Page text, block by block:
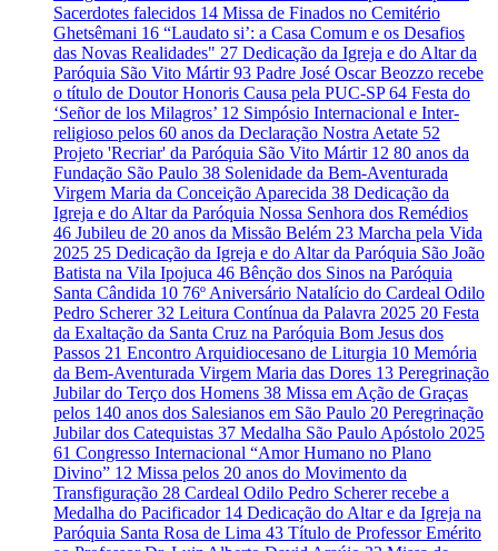
Sacerdotes falecidos 14 Missa de Finados no Cemitério
Ghetsêmani 16 “Laudato si’: a Casa Comum e os Desafios
das Novas Realidades" 27 Dedicação da Igreja e do Altar da
Paróquia São Vito Mártir93 Padre José Oscar Beozzo recebe
o título de Doutor Honoris Causa pela PUC-SP64 Festa do
‘Señor de los Milagros’ 12 Simpósio Internacional e Inter-
religioso pelos 60 anos da Declaração Nostra Aetate 52
Projeto 'Recriar' da Paróquia São Vito Mártir 12 80 anos da
Fundação São Paulo 38 Solenidade da Bem-Aventurada
Virgem Maria da Conceição Aparecida 38 Dedicação da
Igreja e do Altar da Paróquia Nossa Senhora dos Remédios
46 Jubileu de 20 anos da Missão Belém 23 Marcha pela Vida
2025 25 Dedicação da Igreja e do Altar da Paróquia São João
Batista na Vila Ipojuca 46 Bênção dos Sinos na Paróquia
Santa Cândida 10 76º Aniversário Natalício do Cardeal Odilo
Pedro Scherer32 Leitura Contínua da Palavra 2025 20 Festa
da Exaltação da Santa Cruz na Paróquia Bom Jesus dos
Passos 21 Encontro Arquidiocesano de Liturgia 10 Memória
da Bem-Aventurada Virgem Maria das Dores 13 Peregrinação
Jubilar do Terço dos Homens 38 Missa em Ação de Graças
pelos 140 anos dos Salesianos em São Paulo 20 Peregrinação
Jubilar dos Catequistas 37 Medalha São Paulo Apóstolo 2025
61 Congresso Internacional “Amor Humano no Plano
Divino” 12 Missa pelos 20 anos do Movimento da
Transfiguração 28 Cardeal Odilo Pedro Scherer recebe a
Medalha do Pacificador 14 Dedicação do Altar e da Igreja na
Paróquia Santa Rosa de Lima 43 Título de Professor Emérito